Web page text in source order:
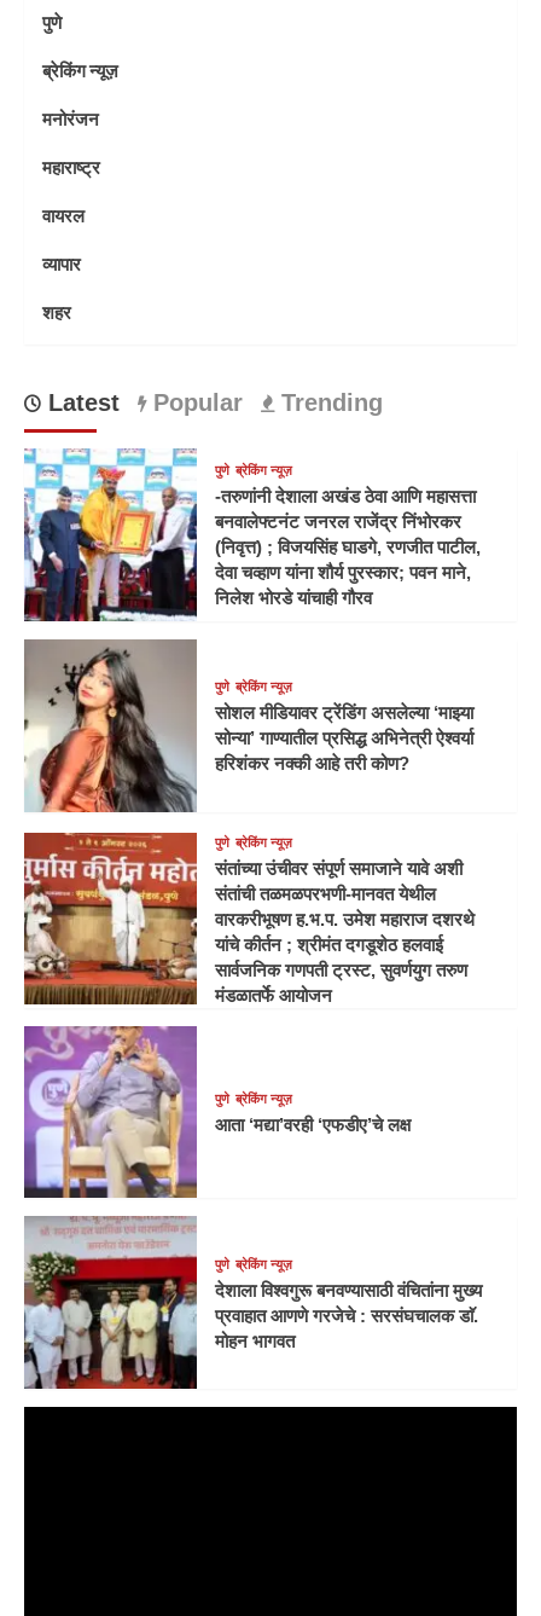
पुणे
ब्रेकिंग न्यूज़
मनोरंजन
महाराष्ट्र
वायरल
व्यापार
शहर
Latest Popular Trending
पुणे ब्रेकिंग न्यूज़
-तरुणांनी देशाला अखंड ठेवा आणि महासत्ता
बनवालेफ्टनंट जनरल राजेंद्र निंभोरकर
(निवृत्त) ; विजयसिंह घाडगे, रणजीत पाटील,
देवा चव्हाण यांना शौर्य पुरस्कार; पवन माने,
निलेश भोरडे यांचाही गौरव
पुणे ब्रेकिंग न्यूज़
सोशल मीडियावर ट्रेंडिंग असलेल्या ‘माझ्या
सोन्या’ गाण्यातील प्रसिद्ध अभिनेत्री ऐश्वर्या
हरिशंकर नक्की आहे तरी कोण?
पुणे ब्रेकिंग न्यूज़
संतांच्या उंचीवर संपूर्ण समाजाने यावे अशी
संतांची तळमळपरभणी-मानवत येथील
वारकरीभूषण ह.भ.प. उमेश महाराज दशरथे
यांचे कीर्तन ; श्रीमंत दगडूशेठ हलवाई
सार्वजनिक गणपती ट्रस्ट, सुवर्णयुग तरुण
मंडळातर्फे आयोजन
पुणे ब्रेकिंग न्यूज़
आता ‘मद्या’वरही ‘एफडीए’चे लक्ष
पुणे ब्रेकिंग न्यूज़
देशाला विश्वगुरू बनवण्यासाठी वंचितांना मुख्य
प्रवाहात आणणे गरजेचे : सरसंघचालक डाॅ.
मोहन भागवत